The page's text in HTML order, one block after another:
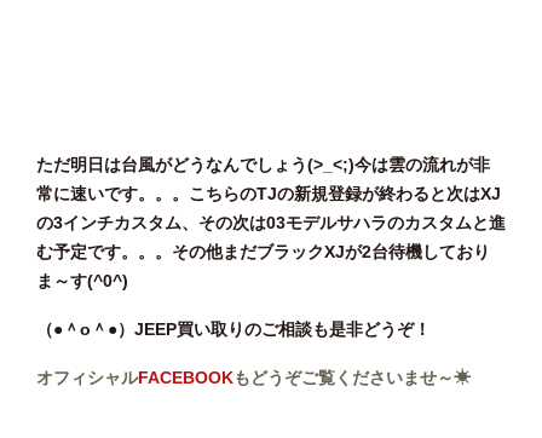
ただ明日は台風がどうなんでしょう(>_<;)今は雲の流れが非
常に速いです。。。こちらのTJの新規登録が終わると次はXJ
の3インチカスタム、その次は03モデルサハラのカスタムと進
む予定です。。。その他まだブラックXJが2台待機しており
ま～す(^0^)
（●＾o＾●）JEEP買い取りのご相談も是非どうぞ！
オフィシャルFACEBOOKもどうぞご覧くださいませ～☀